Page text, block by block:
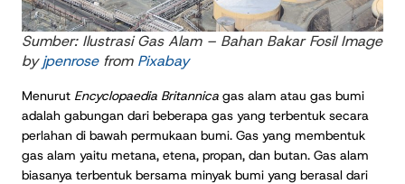
Sumber: Ilustrasi Gas Alam – Bahan Bakar Fosil Image
byjpenrosefrom Pixabay
Menurut Encyclopaedia Britannica gas alam atau gas bumi
adalah gabungan dari beberapa gas yang terbentuk secara
perlahan di bawah permukaan bumi. Gas yang membentuk
gas alam yaitu metana, etena, propan, dan butan. Gas alam
biasanya terbentuk bersama minyak bumi yang berasal dari